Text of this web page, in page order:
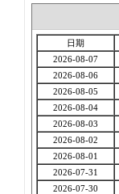
日期
2026-08-07
2026-08-06
2026-08-05
2026-08-04
2026-08-03
2026-08-02
2026-08-01
2026-07-31
2026-07-30